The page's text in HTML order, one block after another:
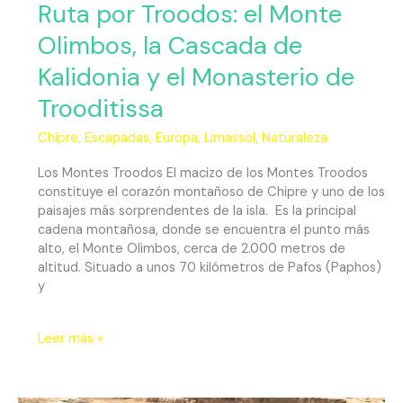
Ruta por Troodos: el Monte
Olimbos, la Cascada de
Kalidonia y el Monasterio de
Trooditissa
Chipre, Escapadas, Europa, Limassol, Naturaleza
Los Montes Troodos El macizo de los Montes Troodos
constituye el corazón montañoso de Chipre y uno de los
paisajes más sorprendentes de la isla. Es la principal
cadena montañosa, donde se encuentra el punto más
alto, el Monte Olimbos, cerca de 2.000 metros de
altitud. Situado a unos 70 kilómetros de Pafos (Paphos)
y
Leer más »